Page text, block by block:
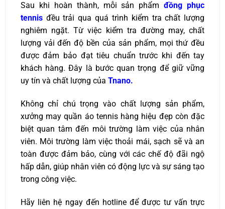
Sau khi hoàn thành, mỗi sản phẩmđồng phục
tennisđều trải qua quá trình kiểm tra chất lượng
nghiêm ngặt. Từ việc kiểm tra đường may, chất
lượng vải đến độ bền của sản phẩm, mọi thứ đều
được đảm bảo đạt tiêu chuẩn trước khi đến tay
khách hàng. Đây là bước quan trọng để giữ vững
uy tín và chất lượng của Tnano.
Không chỉ chú trọng vào chất lượng sản phẩm,
xưởng may quần áo tennis hàng hiệu đẹp còn đặc
biệt quan tâm đến môi trường làm việc của nhân
viên. Môi trường làm việc thoải mái, sạch sẽ và an
toàn được đảm bảo, cùng với các chế độ đãi ngộ
hấp dẫn, giúp nhân viên có động lực và sự sáng tạo
trong công việc.
Hãy liên hệ ngay đến hotline để được tư vấn trực